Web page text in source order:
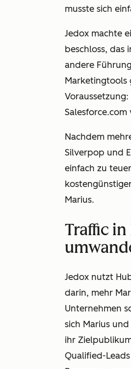
musste sich
Jedox machte
beschloss, das
andere
Marketingtools
Nachdem
Silverpop und
einfach zu
Marius.
Traffic
Jedox nutzt
darin, mehr
Unternehmen
sich Marius
ihr
Qualified-